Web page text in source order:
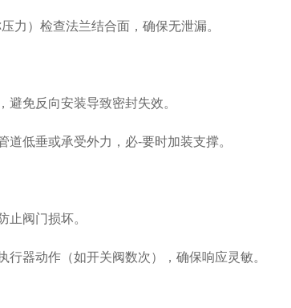
力）检查法兰结合面，确保无泄漏。
避免反向安装导致密封失效。
道低垂或承受外力，必-要时加装支撑。
止阀门损坏。
行器动作（如开关阀数次），确保响应灵敏。